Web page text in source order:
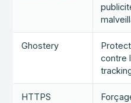
Ghostery
contre
HTTPS